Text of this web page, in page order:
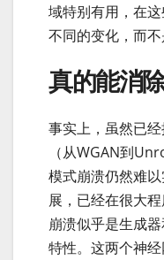
域特别有用，在
不同的变化，而不
真的能消
事实上，虽然已
（从WGAN到
模式崩溃仍然难
展，已经在很大
崩溃似乎是生成
特性。这两个神